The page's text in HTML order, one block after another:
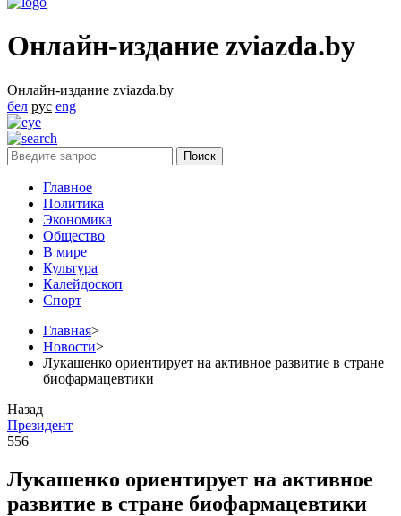
Онлайн-издание zviazda.by
Онлайн-издание zviazda.by
бел рус eng
Главное
Политика
Экономика
Общество
В мире
Культура
Калейдоскоп
Спорт
Главная>
Новости>
Лукашенко ориентирует на активное развитие в стране
биофармацевтики
Назад
Президент
556
Лукашенко ориентирует на активное
развитие в стране биофармацевтики